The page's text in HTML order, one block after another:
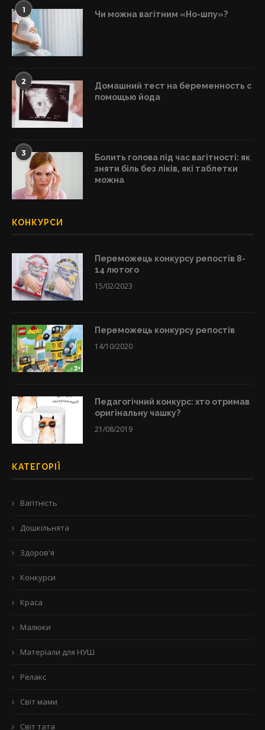
1 Чи можна вагітним «Но-шпу»?
2
Домашний тест на беременность с
помощью йода
3
Болить голова під час вагітності: як
зняти біль без ліків, які таблетки
можна
КОНКУРСИ
Переможець конкурсу репостів 8-
14 лютого
15/02/2023
Переможець конкурсу репостів
14/10/2020
Педагогічний конкурс: хто отримав
оригінальну чашку?
21/08/2019
КАТЕГОРІЇ
Вагітність
Дошкільнята
Здоров'я
Конкурси
Краса
Малюки
Матеріали для НУШ
Релакс
Світ мами
Світ тата